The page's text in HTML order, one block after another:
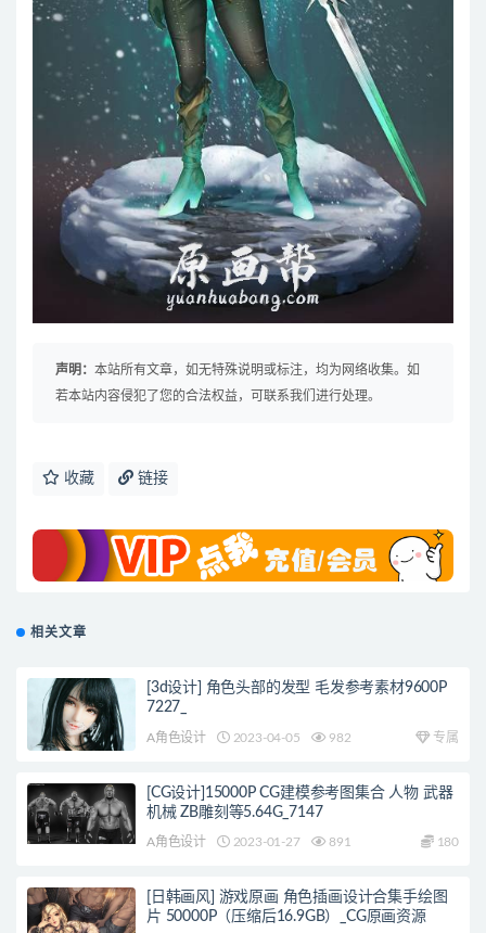
声明： 本站所有文章，如无特殊说明或标注，均为网络收集。如
若本站内容侵犯了您的合法权益，可联系我们进行处理。
收藏 链接
相关文章
[3d设计] 角色头部的发型 毛发参考素材9600P
7227_
A角色设计 2023-04-05 982 专属
[CG设计]15000P CG建模参考图集合 人物 武器
机械 ZB雕刻等5.64G_7147
A角色设计 2023-01-27 891 180
[日韩画风] 游戏原画 角色插画设计合集手绘图
片 50000P（压缩后16.9GB）_CG原画资源